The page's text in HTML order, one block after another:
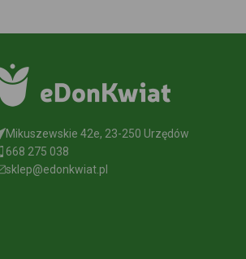
Mikuszewskie 42e, 23-250 Urzędów
668 275 038
sklep@edonkwiat.pl